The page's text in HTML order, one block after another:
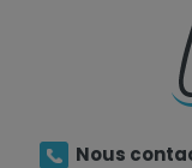
Nous